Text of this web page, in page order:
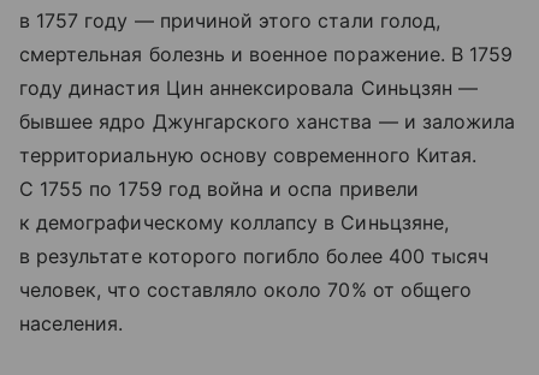
в 1757 году — причиной этого стали голод,
смертельная болезнь и военное поражение. В 1759
году династия Цин аннексировала Синьцзян —
бывшее ядро Джунгарского ханства — и заложила
территориальную основу современного Китая.
С 1755 по 1759 год война и оспа привели
к демографическому коллапсу в Синьцзяне,
в результате которого погибло более 400 тысяч
человек, что составляло около 70% от общего
населения.